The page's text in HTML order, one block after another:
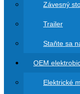
Závesný
Trailer
Staňte sa
OEM
Elektrické